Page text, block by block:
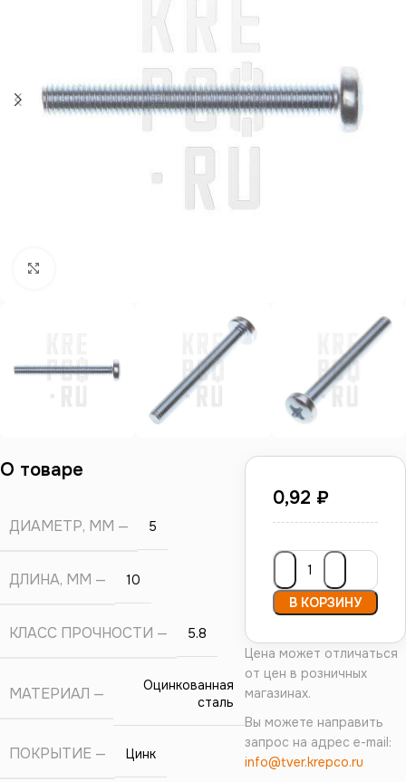
0,92 ₽
В КОРЗИНУ
Цена может отличаться
от цен в розничных
магазинах.
Вы можете направить
запрос на адрес e-mail:
info@tver.krepco.ru
О товаре
ДИАМЕТР, ММ 5
ДЛИНА, ММ 10
КЛАСС ПРОЧНОСТИ 5.8
МАТЕРИАЛ
Оцинкованная
сталь
ПОКРЫТИЕ Цинк